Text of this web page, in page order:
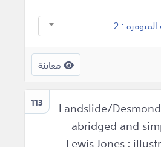
: 2
معاينة
113
Landslide/
abridged and
Lewis Jones ;